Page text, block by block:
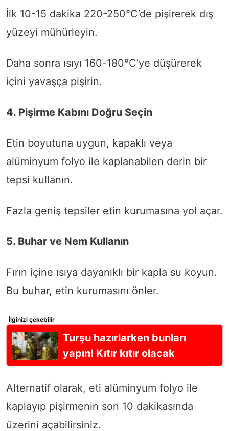
İlk 10-15 dakika 220-250°C’de pişirerek dış
yüzeyi mühürleyin.
Daha sonra ısıyı 160-180°C’ye düşürerek
içini yavaşça pişirin.
4. Pişirme Kabını Doğru Seçin
Etin boyutuna uygun, kapaklı veya
alüminyum folyo ile kaplanabilen derin bir
tepsi kullanın.
Fazla geniş tepsiler etin kurumasına yol açar.
5. Buhar ve Nem Kullanın
Fırın içine ısıya dayanıklı bir kapla su koyun.
Bu buhar, etin kurumasını önler.
İlginizi çekebilir
Turşu hazırlarken bunları
yapın! Kıtır kıtır olacak
Alternatif olarak, eti alüminyum folyo ile
kaplayıp pişirmenin son 10 dakikasında
üzerini açabilirsiniz.